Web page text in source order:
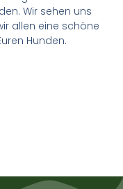
Wir sehen uns
allen eine schöne
Hunden.